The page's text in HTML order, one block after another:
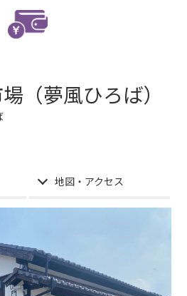
（夢風ひろば）
地図・アクセス